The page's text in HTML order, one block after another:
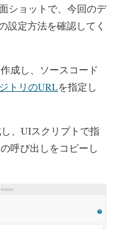
ショットで、今回のデ
設定方法を確認してく
成し、ソースコード
トリのURLを指定し
、UIスクリプトで指
呼び出しをコピーし